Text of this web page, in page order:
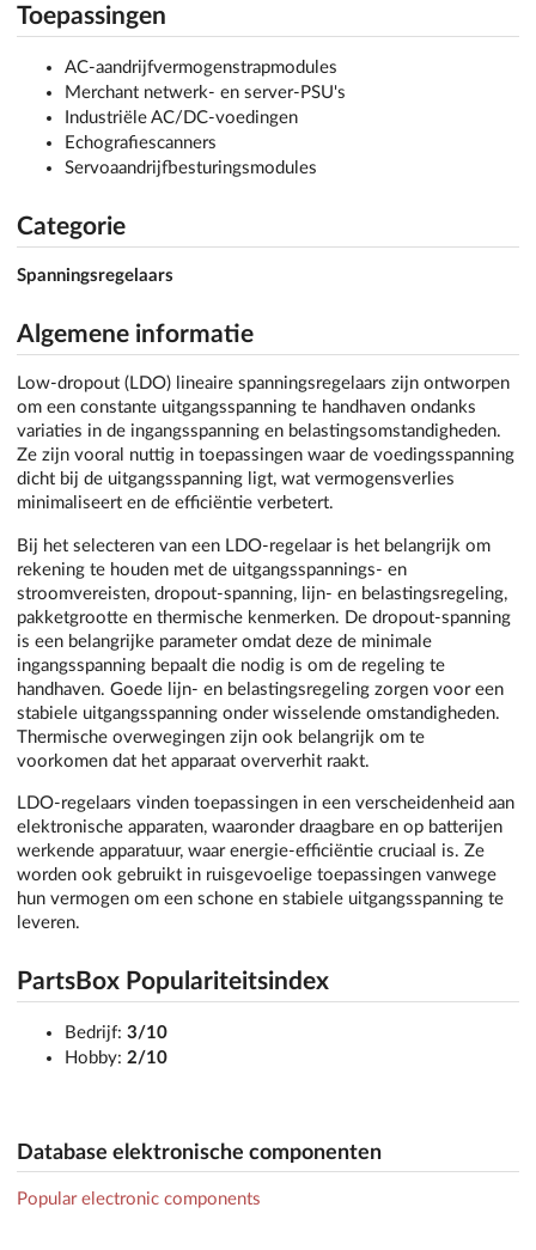
Toepassingen
AC-aandrijfvermogenstrapmodules
Merchant netwerk- en server-PSU's
Industriële AC/DC-voedingen
Echografiescanners
Servoaandrijfbesturingsmodules
Categorie
Spanningsregelaars
Algemene informatie
Low-dropout (LDO) lineaire spanningsregelaars zijn ontworpen
om een constante uitgangsspanning te handhaven ondanks
variaties in de ingangsspanning en belastingsomstandigheden.
Ze zijn vooral nuttig in toepassingen waar de voedingsspanning
dicht bij de uitgangsspanning ligt, wat vermogensverlies
minimaliseert en de efficiëntie verbetert.
Bij het selecteren van een LDO-regelaar is het belangrijk om
rekening te houden met de uitgangsspannings- en
stroomvereisten, dropout-spanning, lijn- en belastingsregeling,
pakketgrootte en thermische kenmerken. De dropout-spanning
is een belangrijke parameter omdat deze de minimale
ingangsspanning bepaalt die nodig is om de regeling te
handhaven. Goede lijn- en belastingsregeling zorgen voor een
stabiele uitgangsspanning onder wisselende omstandigheden.
Thermische overwegingen zijn ook belangrijk om te
voorkomen dat het apparaat oververhit raakt.
LDO-regelaars vinden toepassingen in een verscheidenheid aan
elektronische apparaten, waaronder draagbare en op batterijen
werkende apparatuur, waar energie-efficiëntie cruciaal is. Ze
worden ook gebruikt in ruisgevoelige toepassingen vanwege
hun vermogen om een schone en stabiele uitgangsspanning te
leveren.
PartsBox Populariteitsindex
Bedrijf: 3/10
Hobby: 2/10
Database elektronische componenten
Popular electronic components